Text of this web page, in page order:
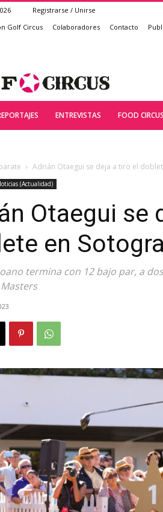
Registrarse / Unirse
Golf Circus Colaboradores Contacto
ENTREVISTAS FOOD CIRCUS
Adrián Otaegui se deja a tiro el
(Actualidad)
Otaegui se
en
termina con 12 bajo par, a